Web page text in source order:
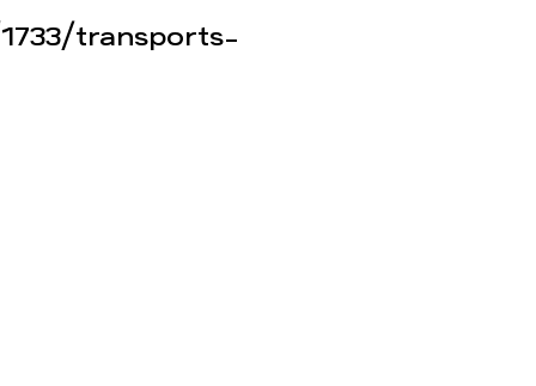
transports-